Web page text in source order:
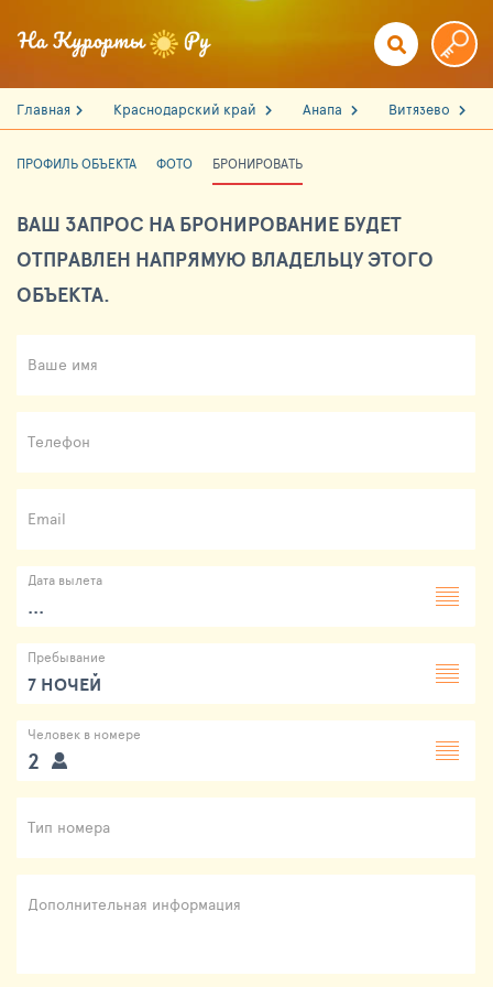
Главная Краснодарский край Анапа Витязево
ПРОФИЛЬ ОБЪЕКТА ФОТО БРОНИРОВАТЬ
ВАШ ЗАПРОС НА БРОНИРОВАНИЕ БУДЕТ
ОТПРАВЛЕН НАПРЯМУЮ ВЛАДЕЛЬЦУ ЭТОГО
ОБЪЕКТА.
Ваше имя
Телефон
Email
Дата вылета
...
Пребывание
7 НОЧЕЙ
Человек в номере
2
Тип номера
Дополнительная информация